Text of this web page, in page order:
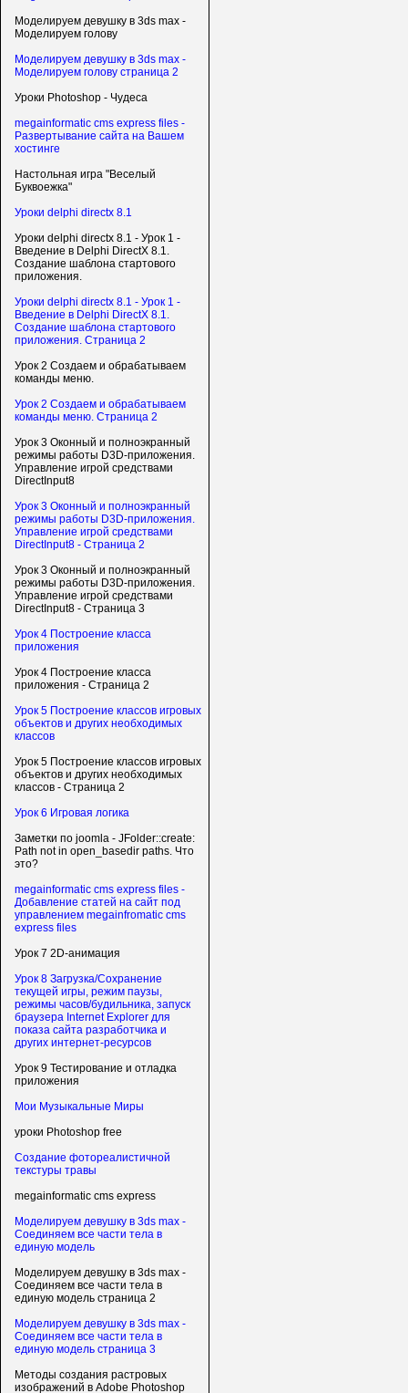
Моделируем девушку в 3ds max -
Моделируем голову
Моделируем девушку в 3ds max -
Моделируем голову страница 2
Уроки Photoshop - Чудеса
megainformatic cms express files -
Развертывание сайта на Вашем
хостинге
Настольная игра "Веселый
Буквоежка"
Уроки delphi directx 8.1
Уроки delphi directx 8.1 - Урок 1 -
Введение в Delphi DirectX 8.1.
Создание шаблона стартового
приложения.
Уроки delphi directx 8.1 - Урок 1 -
Введение в Delphi DirectX 8.1.
Создание шаблона стартового
приложения. Страница 2
Урок 2 Создаем и обрабатываем
команды меню.
Урок 2 Создаем и обрабатываем
команды меню. Страница 2
Урок 3 Оконный и полноэкранный
режимы работы D3D-приложения.
Управление игрой средствами
DirectInput8
Урок 3 Оконный и полноэкранный
режимы работы D3D-приложения.
Управление игрой средствами
DirectInput8 - Страница 2
Урок 3 Оконный и полноэкранный
режимы работы D3D-приложения.
Управление игрой средствами
DirectInput8 - Страница 3
Урок 4 Построение класса
приложения
Урок 4 Построение класса
приложения - Страница 2
Урок 5 Построение классов игровых
объектов и других необходимых
классов
Урок 5 Построение классов игровых
объектов и других необходимых
классов - Страница 2
Урок 6 Игровая логика
Заметки по joomla - JFolder::create:
Path not in open_basedir paths. Что
это?
megainformatic cms express files -
Добавление статей на сайт под
управлением megainfromatic cms
express files
Урок 7 2D-анимация
Урок 8 Загрузка/Сохранение
текущей игры, режим паузы,
режимы часов/будильника, запуск
браузера Internet Explorer для
показа сайта разработчика и
других интернет-ресурсов
Урок 9 Тестирование и отладка
приложения
Мои Музыкальные Миры
уроки Photoshop free
Создание фотореалистичной
текстуры травы
megainformatic cms express
Моделируем девушку в 3ds max -
Соединяем все части тела в
единую модель
Моделируем девушку в 3ds max -
Соединяем все части тела в
единую модель страница 2
Моделируем девушку в 3ds max -
Соединяем все части тела в
единую модель страница 3
Методы создания растровых
изображений в Adobe Photoshop